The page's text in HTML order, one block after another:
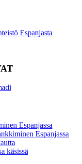
Espanjasta
Espanjassa
Espanjassa
käsissä